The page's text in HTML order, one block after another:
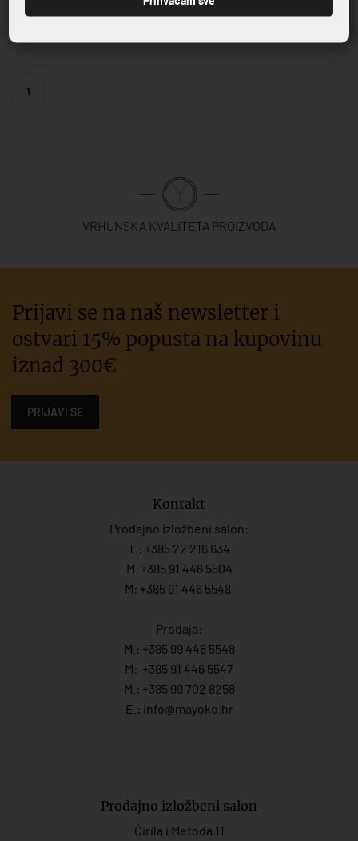
55,90 €
1
VRHUNSKA KVALITETA PROIZVODA
Prijavi se na naš newsletter i
ostvari 15% popusta na kupovinu
iznad 300€
PRIJAVI SE
Kontakt
Prodajno izložbeni salon:
T.: +385 22 216 634
M. +385 91 446 5504
M: +385 91 446 5548
Prodaja:
M.: +385 99 446 5548
M: +385 91 446 5547
M.: +385 99 702 8258
E.: info@mayoko. hr
Prodajno izložbeni salon
Ćirila i Metoda 11